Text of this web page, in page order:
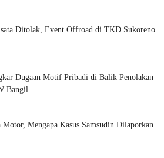
Ditolak, Event Offroad di TKD Sukoreno
Dugaan Motif Pribadi di Balik Penolakan
Bangil
Motor, Mengapa Kasus Samsudin Dilaporkan